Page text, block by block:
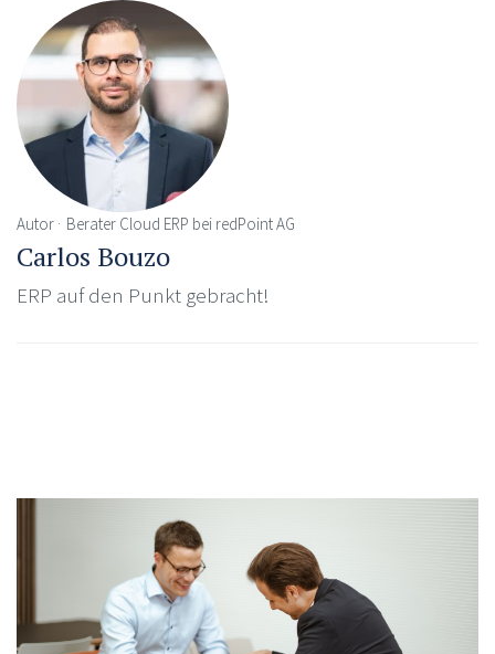
Autor Berater Cloud ERP bei redPoint AG
Carlos Bouzo
ERP auf den Punkt gebracht!